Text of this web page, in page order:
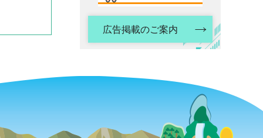
広告掲載のご案内